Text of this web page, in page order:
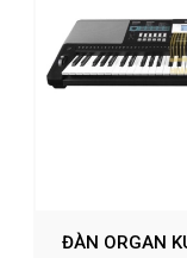
ĐÀN ORGAN